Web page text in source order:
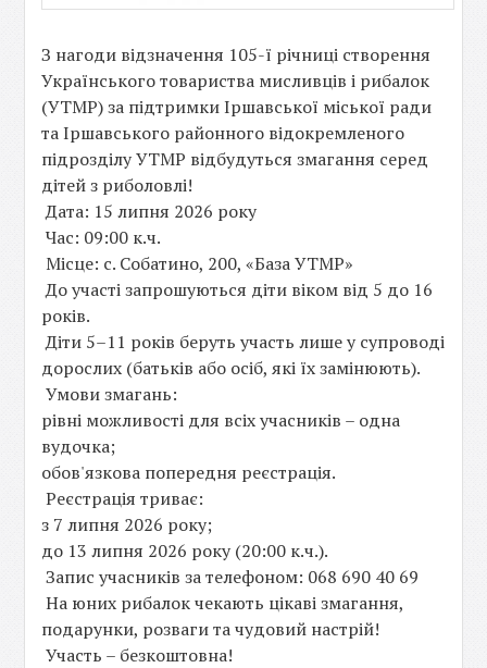
З нагоди відзначення 105-ї річниці створення
Українського товариства мисливців і рибалок
(УТМР) за підтримки Іршавської міської ради
та Іршавського районного відокремленого
підрозділу УТМР відбудуться змагання серед
дітей з риболовлі!
Дата: 15 липня 2026 року
Час: 09:00 к.ч.
Місце: с. Собатино, 200, «База УТМР»
До участі запрошуються діти віком від 5 до 16
років.
Діти 5–11 років беруть участь лише у супроводі
дорослих (батьків або осіб, які їх замінюють).
Умови змагань:
рівні можливості для всіх учасників – одна
вудочка;
обов'язкова попередня реєстрація.
Реєстрація триває:
з 7 липня 2026 року;
до 13 липня 2026 року (20:00 к.ч.).
Запис учасників за телефоном: 068 690 40 69
На юних рибалок чекають цікаві змагання,
подарунки, розваги та чудовий настрій!
Участь – безкоштовна!